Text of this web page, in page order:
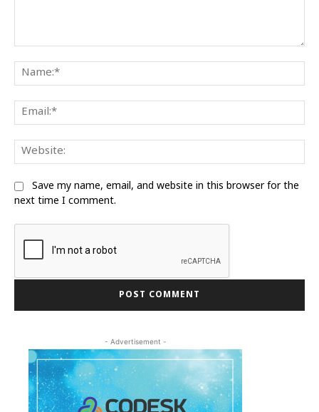
Save my name, email, and website in this browser for the
next time I comment.
- Advertisement -